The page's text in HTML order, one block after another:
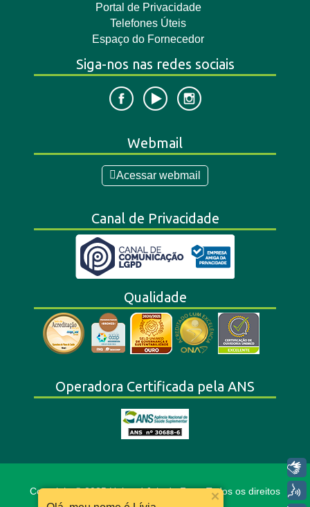
Portal de Privacidade
Telefones Úteis
Espaço do Fornecedor
Siga-nos nas redes sociais
Webmail
Acessar webmail
Canal de Privacidade
Qualidade
Operadora Certificada pela ANS
Copyright © 2025 Unimed Juiz de Fora. Todos os direitos
Libras
Voz